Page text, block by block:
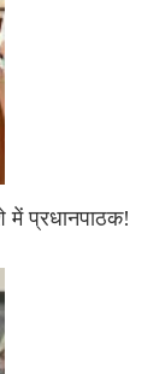
में प्रधानपाठक!